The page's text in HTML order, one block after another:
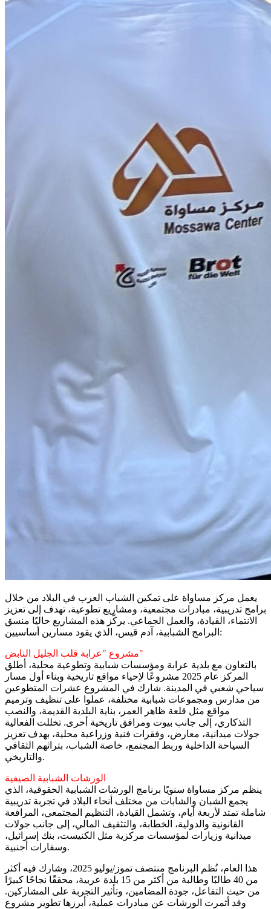
يعمل مركز مساواة على تمكين الشباب العرب في البلاد من خلال
برامج تدريبية، مبادرات مجتمعية، ومشاريع تطوعية، تهدف إلى تعزيز
الانتماء، القيادة، والعمل الجماعي. يركّز هذه المشاريع حاليًا منسق
البرامج الشبابية، آدم قيس، الذي يقود مسارين أساسيين:
مشروع "عرابة قلب الجليل النابض"
بالتعاون مع بلدية عرابة ومؤسسات شبابية وتطوعية محلية، أطلق
المركز عام 2025 مشروعًا لإحياء مواقع تاريخية وبناء أول مسار
سياحي شعبي في المدينة. شارك في المشروع عشرات المتطوعين
من مدارس ومجموعات شبابية مختلفة، عملوا على تنظيف وترميم
مواقع مثل قلعة ظاهر العمر، بناية البلدية القديمة، والنصب
التذكاري، إلى جانب بيوت ومرافق تاريخية أخرى. تخللت الفعالية
جولات ميدانية، معارض، وفقرات فنية وزراعية محلية، بهدف تعزيز
السياحة الداخلية وربط المجتمع، خاصة الشباب، بتراثهم الثقافي
والتاريخي.
الورشات الشبابية الصيفية
ينظم مركز مساواة سنويًا برنامج الورشات الشبابية الحقوقية، الذي
يجمع الشبان والشابات من مختلف أنحاء البلاد في تجربة تدريبية
شاملة تمتد لأربعة أيام، وتشمل القيادة، التنظيم المجتمعي، المرافعة
القانونية والدولية، الخطابة، والتثقيف المالي، إلى جانب جولات
ميدانية وزيارات لمؤسسات مركزية مثل الكنيست، بنك إسرائيل،
وسفارات أجنبية.
هذا العام، نُظم البرنامج منتصف تموز/يوليو 2025، وشارك فيه أكثر
من 40 طالبًا وطالبة من أكثر من 15 بلدة عربية، محققًا نجاحًا كبيرًا
من حيث التفاعل، جودة المضامين، وتأثير التجربة على المشاركين.
وقد أثمرت الورشات عن مبادرات عملية، أبرزها تطوير مشروع